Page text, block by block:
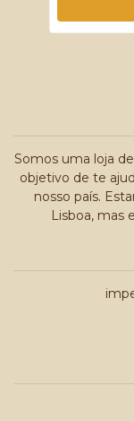
Somos uma loja
objetivo de te
nosso país.
Lisboa, mas